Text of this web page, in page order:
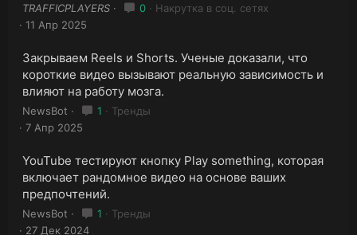
TRAFFICPLAYERS 0
Накрутка в соц. сетях
11 Апр 2025
Закрываем Reels и Shorts. Ученые доказали, что
короткие видео вызывают реальную зависимость и
влияют на работу мозга.
NewsBot 1
Тренды
7 Апр 2025
YouTube тестируют кнопку Play something, которая
включает рандомное видео на основе ваших
предпочтений.
NewsBot 1
Тренды
27 Дек 2024